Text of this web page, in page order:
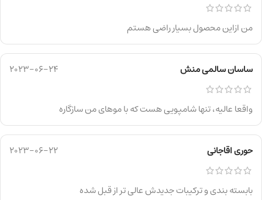
من ازاین محصول بسیار راضی هستم
ساسان سالمی منش 2023-06-24
واقعا عالیه، تنها شامپویی هست که با موهای من سازگاره
حوری اقاجانی 2023-06-22
بابسته بندی و ترکیبات جدیدش عالی تر از قبل شده